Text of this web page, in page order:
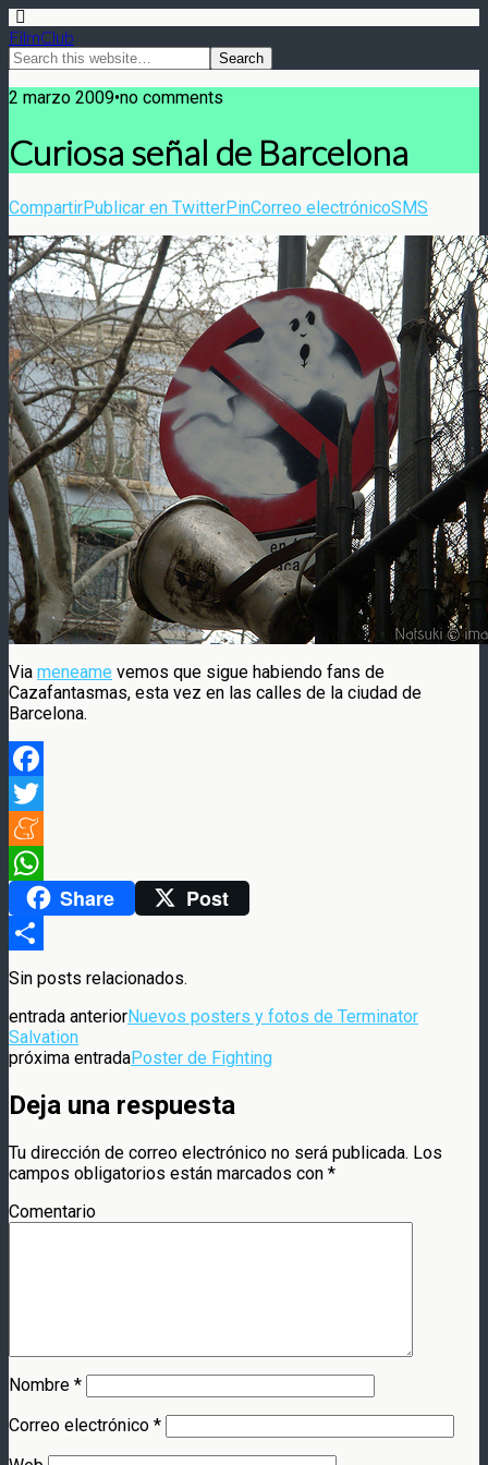
FilmClub
2 marzo 2009•no comments
Curiosa señal de Barcelona
CompartirPublicar en TwitterPinCorreo electrónicoSMS
Via meneame vemos que sigue habiendo fans de
Cazafantasmas, esta vez en las calles de la ciudad de
Barcelona.
Facebook
Twitter
Meneame
WhatsAppShare Post
Compartir
Sin posts relacionados.
entrada anteriorNuevos posters y fotos de Terminator
Salvation
próxima entradaPoster de Fighting
Deja una respuesta
Tu dirección de correo electrónico no será publicada. Los
campos obligatorios están marcados con *
Comentario
Nombre *
Correo electrónico *